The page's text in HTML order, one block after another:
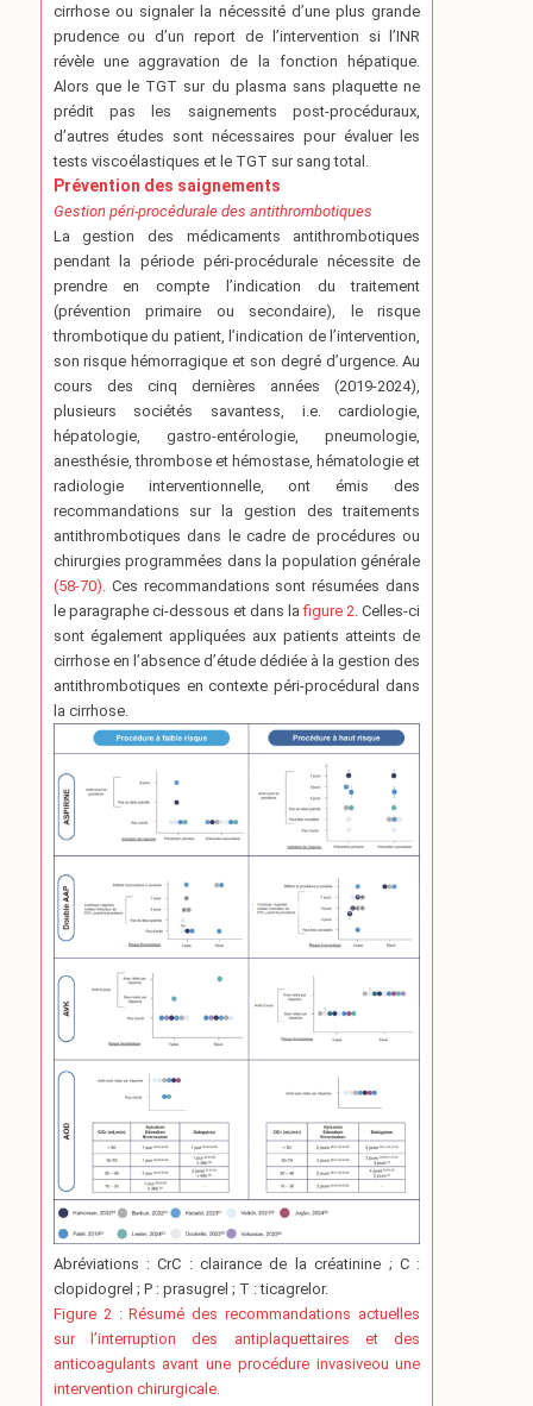
cirrhose ou signaler la nécessité d’une plus grande
prudence ou d’un report de l’intervention si l’INR
révèle une aggravation de la fonction hépatique.
Alors que le TGT sur du plasma sans plaquette ne
prédit pas les saignements post-procéduraux,
d’autres études sont nécessaires pour évaluer les
tests viscoélastiques et le TGT sur sang total.
Prévention des saignements
Gestion péri-procédurale des antithrombotiques
La gestion des médicaments antithrombotiques
pendant la période péri-procédurale nécessite de
prendre en compte l’indication du traitement
(prévention primaire ou secondaire), le risque
thrombotique du patient, l’indication de l’intervention,
son risque hémorragique et son degré d’urgence. Au
cours des cinq dernières années (2019-2024),
plusieurs sociétés savantess, i.e. cardiologie,
hépatologie, gastro-entérologie, pneumologie,
anesthésie, thrombose et hémostase, hématologie et
radiologie interventionnelle, ont émis des
recommandations sur la gestion des traitements
antithrombotiques dans le cadre de procédures ou
chirurgies programmées dans la population générale
(58-70) . Ces recommandations sont résumées dans
le paragraphe ci-dessous et dans lafigure 2 . Celles-ci
sont également appliquées aux patients atteints de
cirrhose en l’absence d’étude dédiée à la gestion des
antithrombotiques en contexte péri-procédural dans
la cirrhose.
Abréviations : CrC : clairance de la créatinine ; C :
clopidogrel ; P : prasugrel ; T : ticagrelor.
Figure 2 : Résumé des recommandations actuelles
sur l’interruption des antiplaquettaires et des
anticoagulants avant une procédure invasiveou une
intervention chirurgicale.